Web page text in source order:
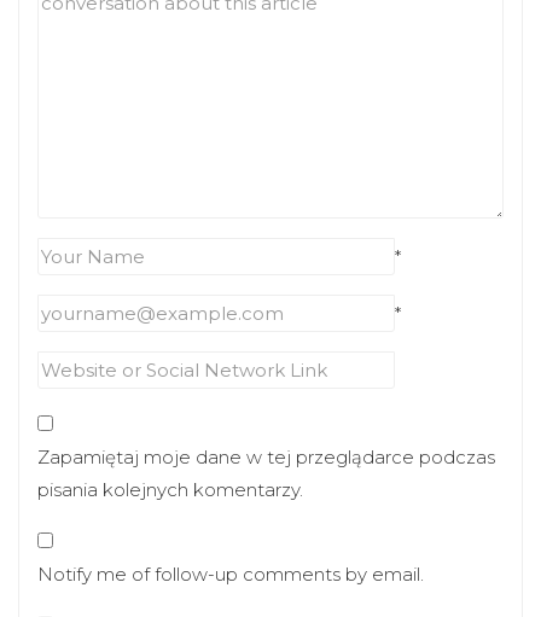
*
*
Zapamiętaj moje dane w tej przeglądarce podczas
pisania kolejnych komentarzy.
Notify me of follow-up comments by email.